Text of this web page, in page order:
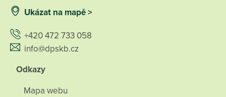
Ukázat na mapě >
+420 472 733 058
info@dpskb.cz
Odkazy
Mapa webu